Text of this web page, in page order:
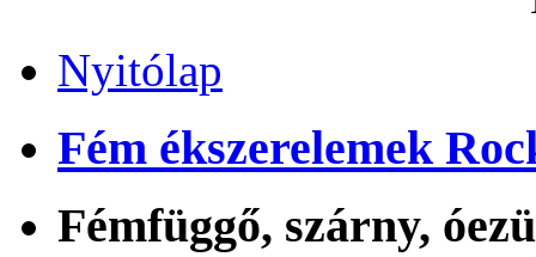
Nyitólap
Fém ékszerelemek
Fémfüggő, szárny,